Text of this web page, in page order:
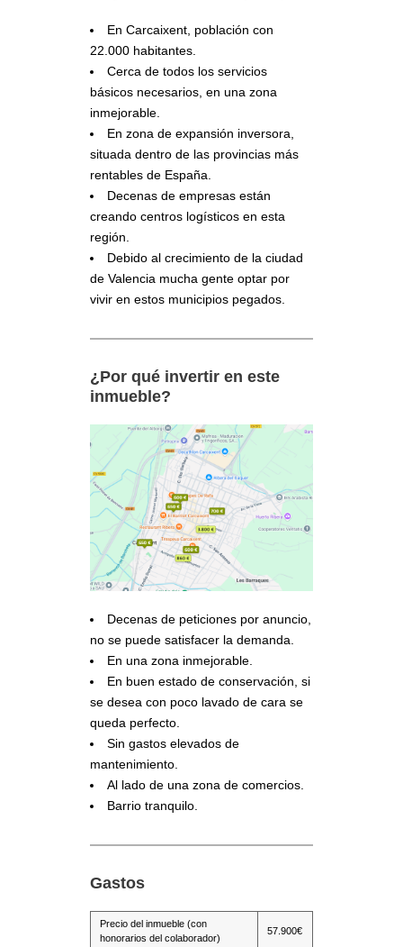
En Carcaixent, población con
22.000 habitantes.
Cerca de todos los servicios
básicos necesarios, en una zona
inmejorable.
En zona de expansión inversora,
situada dentro de las provincias más
rentables de España.
Decenas de empresas están
creando centros logísticos en esta
región.
Debido al crecimiento de la ciudad
de Valencia mucha gente optar por
vivir en estos municipios pegados.
¿Por qué invertir en este
inmueble?
Decenas de peticiones por anuncio,
no se puede satisfacer la demanda.
En una zona inmejorable.
En buen estado de conservación, si
se desea con poco lavado de cara se
queda perfecto.
Sin gastos elevados de
mantenimiento.
Al lado de una zona de comercios.
Barrio tranquilo.
Gastos
Precio del inmueble (con
honorarios del colaborador)
57.900€